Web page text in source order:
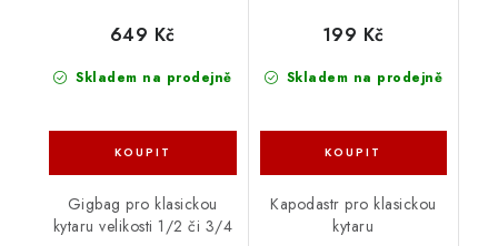
Skladem na prodejně
649 Kč
Gigbag pro klasickou
kytaru velikosti 1/2 či 3/4
Skladem na prodejně
199 Kč
Kapodastr pro klasickou
kytaru